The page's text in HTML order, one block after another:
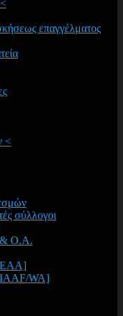
επαγγέλματος
<
σύλλογοι
& Ο.Α.
WA]